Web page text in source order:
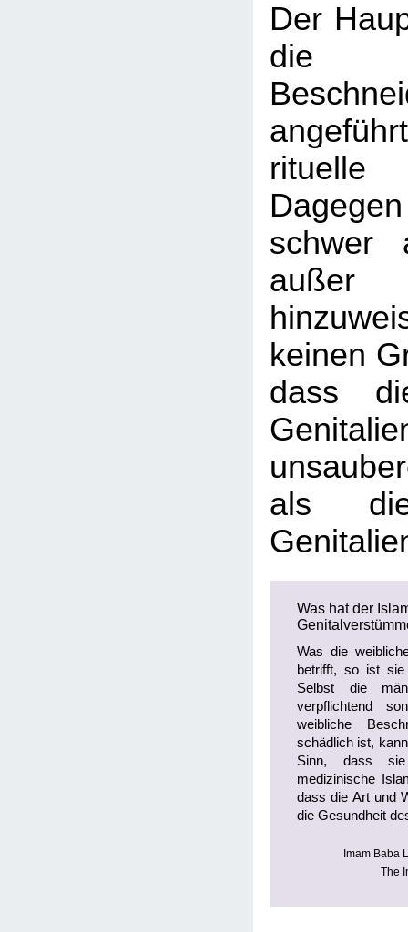
Der
die
rituelle
schwer
keinen
dass
als
Was hat der
Was die
betrifft, so ist sie
Selbst die
verpflichtend
weibliche
schädlich ist,
Sinn, dass sie
medizinische
dass die Art und
die Gesundheit
Imam Baba
The